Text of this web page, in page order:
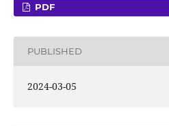
PDF
PUBLISHED
2024-03-05